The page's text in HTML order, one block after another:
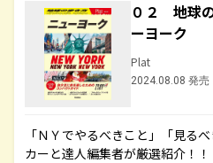
０２ 地球
ーヨーク
Plat
2024.08.08 発売
「ＮＹでやるべきこと」「見る
カーと達人編集者が厳選紹介！